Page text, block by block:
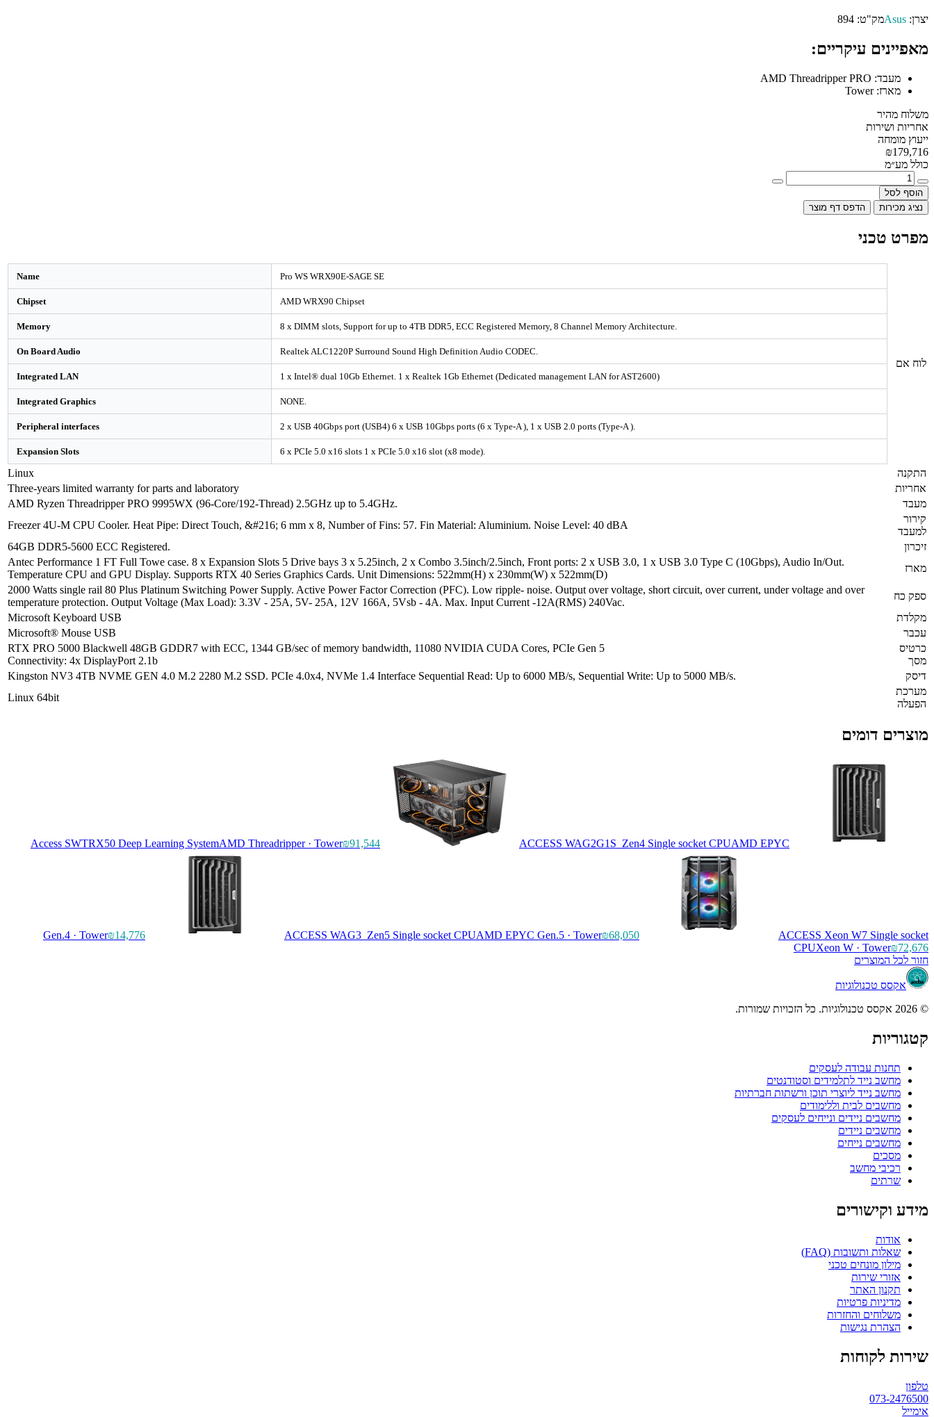
יצרן: Asusמק"ט: 894
מאפיינים עיקריים:
מעבד:
מארז: Tower
משלוח מהיר
אחריות ושירות
ייעוץ מומחה
₪179,716
כולל מע״מ
הוסף לסל
נציג מכירות
הדפס דף מוצר
מפרט טכני
לוח אם
Name Pro WS WRX90E-SAGE SE
Chipset AMD WRX90 Chipset
Memory 8 x DIMM slots, Support for up to 4TB DDR5, ECC Registered Memory, 8 Channel Memory Architecture.
On Board Audio Realtek ALC1220P Surround Sound High Definition Audio CODEC.
Integrated LAN 1 x Intel® dual 10Gb Ethernet. 1 x Realtek 1Gb Ethernet (Dedicated management LAN for AST2600)
Integrated Graphics NONE.
Peripheral interfaces 2 x USB 40Gbps port (USB4) 6 x USB 10Gbps ports (6 x Type-A ), 1 x USB 2.0 ports (Type-A ).
Expansion Slots 6 x PCIe 5.0 x16 slots 1 x PCIe 5.0 x16 slot (x8 mode).
התקנה
Linux
אחריות
Three-years limited warranty for parts and laboratory
מעבד
AMD Ryzen Threadripper PRO 9995WX (96-Core/192-Thread) 2.5GHz up to 5.4GHz.
קירור
למעבד
Freezer 4U-M CPU Cooler. Heat Pipe: Direct Touch, &#216; 6 mm x 8, Number of Fins: 57. Fin Material: Aluminium. Noise Level: 40 dBA
זיכרון
64GB DDR5-5600 ECC Registered.
מארז
Antec Performance 1 FT Full Towe case. 8 x Expansion Slots 5 Drive bays 3 x 5.25inch, 2 x Combo 3.5inch/2.5inch, Front ports: 2 x USB 3.0, 1 x USB 3.0 Type C (10Gbps), Audio In/Out.
Temperature CPU and GPU Display. Supports RTX 40 Series Graphics Cards. Unit Dimensions: 522mm(H) x 230mm(W) x 522mm(D)
ספק כח
2000 Watts single rail 80 Plus Platinum Switching Power Supply. Active Power Factor Correction (PFC). Low ripple- noise. Output over voltage, short circuit, over current, under voltage and over
temperature protection. Output Voltage (Max Load): 3.3V - 25A, 5V- 25A, 12V 166A, 5Vsb - 4A. Max. Input Current -12A(RMS) 240Vac.
מקלדת
Microsoft Keyboard USB
עכבר
Microsoft® Mouse USB
כרטיס
מסך
RTX PRO 5000 Blackwell 48GB GDDR7 with ECC, 1344 GB/sec of memory bandwidth, 11080 NVIDIA CUDA Cores, PCIe Gen 5
Connectivity: 4x DisplayPort 2.1b
דיסק
Kingston NV3 4TB NVME GEN 4.0 M.2 2280 M.2 SSD. PCIe 4.0x4, NVMe 1.4 Interface Sequential Read: Up to 6000 MB/s, Sequential Write: Up to 5000 MB/s.
מערכת
הפעלה
Linux 64bit
מוצרים דומים
Access SWTRX50 Deep Learning SystemAMD Threadripper · Tower₪91,544 ACCESS WAG2G1S_Zen4 Single socket CPUAMD EPYC
Gen.4 · Tower₪14,776 ACCESS WAG3_Zen5 Single socket CPUAMD EPYC Gen.5 · Tower₪68,050
ACCESS Xeon W7 Single socket
CPUXeon W · Tower₪72,676
חזור לכל המוצרים
אקסס טכנולוגיות
© 2026 אקסס טכנולוגיות. כל הזכויות שמורות.
קטגוריות
תחנות עבודה לעסקים
מחשב נייד לתלמידים וסטודנטים
מחשב נייד ליוצרי תוכן ורשתות חברתיות
מחשבים לבית וללימודים
מחשבים ניידים ונייחים לעסקים
מחשבים ניידים
מחשבים נייחים
מסכים
רכיבי מחשב
שרתים
מידע וקישורים
אודות
שאלות ותשובות (FAQ)
מילון מונחים טכני
אזורי שירות
תקנון האתר
מדיניות פרטיות
משלוחים והחזרות
הצהרת נגישות
שירות לקוחות
טלפון
073-2476500
אימייל